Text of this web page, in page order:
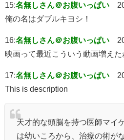
15:名無しさん＠お腹いっぱい
俺の名はダブルキヨシ！
16:名無しさん＠お腹いっぱい
映画って最近こういう動画増えた
17:名無しさん＠お腹いっぱい
This is description
天才的な頭脳を持つ医師マイ
は幼いころから、治療の術が